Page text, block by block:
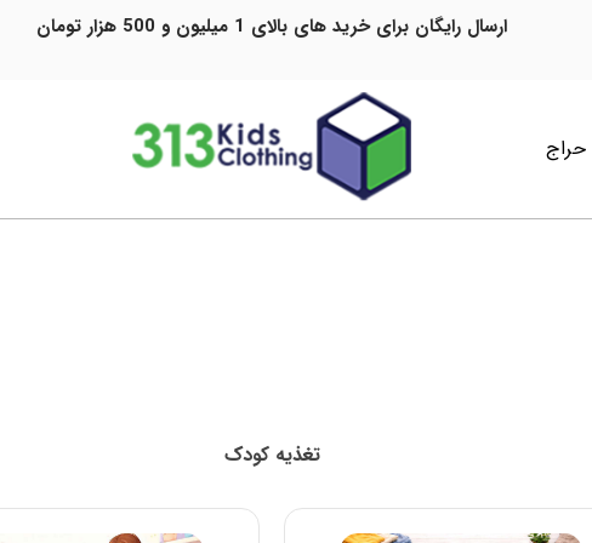
ارسال رایگان برای خرید های بالای 1 میلیون و 500 هزار تومان
حراج
تغذیه کودک